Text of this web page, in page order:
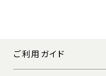
ご利用ガイド